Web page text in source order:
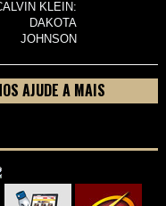
KLEIN:
DAKOTA
JOHNSON
AJUDE A MAIS